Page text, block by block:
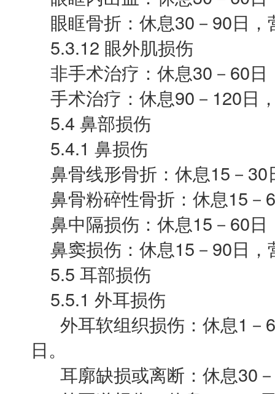
眼眶骨折：休息30－90日，
5.3.12 眼外肌损伤
非手术治疗：休息30－60日
手术治疗：休息90－120日
5.4 鼻部损伤
5.4.1 鼻损伤
鼻骨线形骨折：休息15－30
鼻骨粉碎性骨折：休息15－
鼻中隔损伤：休息15－60日
鼻窦损伤：休息15－90日，
5.5 耳部损伤
5.5.1 外耳损伤
外耳软组织损伤：休息1－
日。
耳廓缺损或离断：休息30